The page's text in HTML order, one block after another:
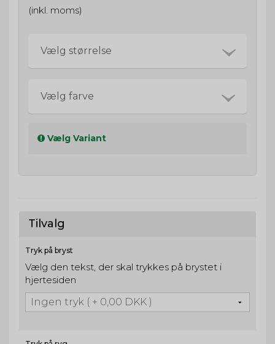
(inkl. moms)
Vælg størrelse
Vælg farve
Vælg Variant
Tilvalg
Tryk på bryst
Vælg den tekst, der skal trykkes på brystet i
hjertesiden